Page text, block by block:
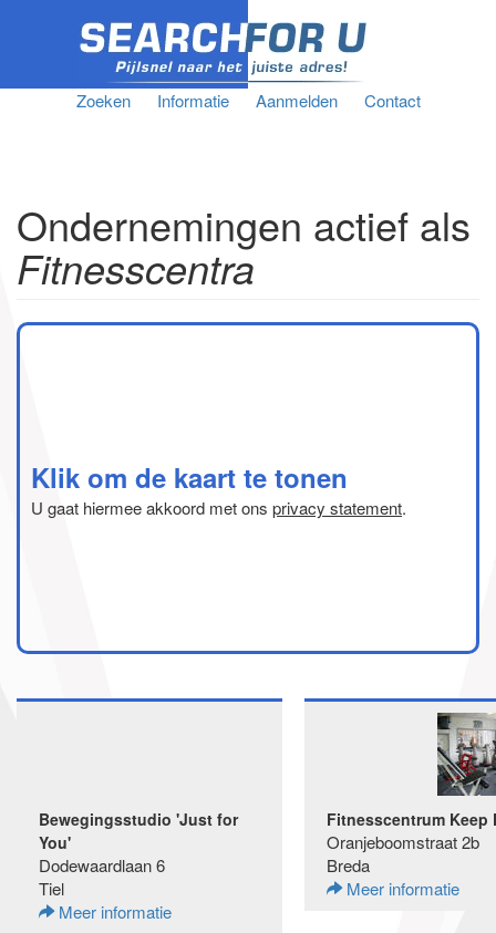
Zoeken Informatie Aanmelden Contact
Ondernemingen actief als
Fitnesscentra
Klik om de kaart te tonen
U gaat hiermee akkoord met ons privacy statement.
Bewegingsstudio 'Just for
You'
Dodewaardlaan 6
Tiel
Meer informatie
Fitnesscentrum Keep
Oranjeboomstraat 2b
Breda
Meer informatie